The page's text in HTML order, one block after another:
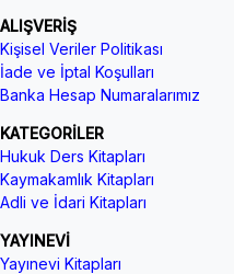
ALIŞVERİŞ
Kişisel Veriler Politikası
İade ve İptal Koşulları
Banka Hesap Numaralarımız
KATEGORİLER
Hukuk Ders Kitapları
Kaymakamlık Kitapları
Adli ve İdari Kitapları
YAYINEVİ
Yayınevi Kitapları